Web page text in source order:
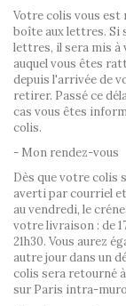
Votre colis vous est
boîte aux lettres. Si
lettres, il sera mis à
auquel vous êtes
depuis l'arrivée de
retirer. Passé ce
cas vous êtes
colis.
- Mon rendez-vous
Dès que votre colis
averti par courriel
au vendredi, le
votre livraison : de
21h30. Vous aurez
autre jour dans un
colis sera retourné
sur Paris intra-